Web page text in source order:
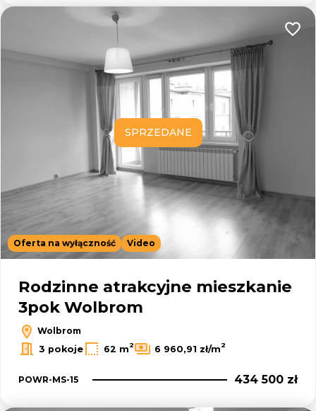
Oferta na wyłączność Video
SPRZEDANE
Rodzinne atrakcyjne mieszkanie
3pok Wolbrom
Wolbrom
3 pokoje
62 m2 6 960,91 zł/m2
POWR-MS-15 434 500 zł